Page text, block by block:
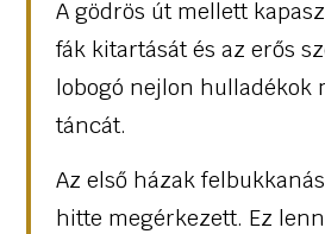
A gödrös út mellett
fák kitartását és az erős
lobogó nejlon hulladékok
táncát.
Az első házak
hitte megérkezett. Ez